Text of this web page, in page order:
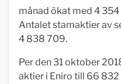
månad ökat med 4
Antalet stamaktier av
4 838 709.
Per den 31 oktober
aktier i Eniro till 66